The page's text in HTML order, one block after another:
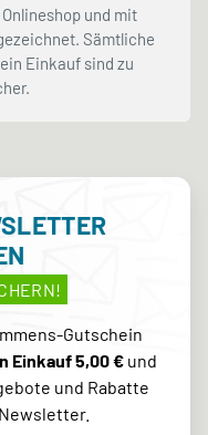
und mit
Sämtliche
Einkauf sind zu
Gutschein
Einkauf 5,00 €und
und Rabatte